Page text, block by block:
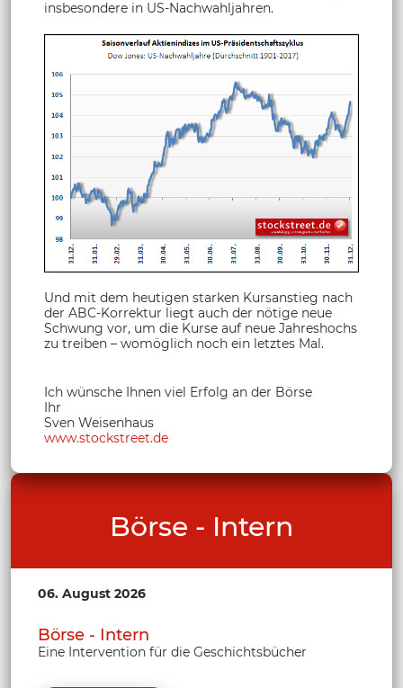
insbesondere in US-Nachwahljahren.
Und mit dem heutigen starken Kursanstieg nach
der ABC-Korrektur liegt auch der nötige neue
Schwung vor, um die Kurse auf neue Jahreshochs
zu treiben – womöglich noch ein letztes Mal.
Ich wünsche Ihnen viel Erfolg an der Börse
Ihr
Sven Weisenhaus
www.stockstreet.de
Börse - Intern
06. August 2026
Börse - Intern
Eine Intervention für die Geschichtsbücher